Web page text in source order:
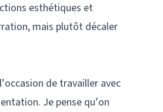
esthétiques et
mais plutôt décaler
de travailler avec
Je pense qu’on